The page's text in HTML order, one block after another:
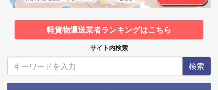
軽貨物運送業者ランキングはこちら
サイト内検索
検索